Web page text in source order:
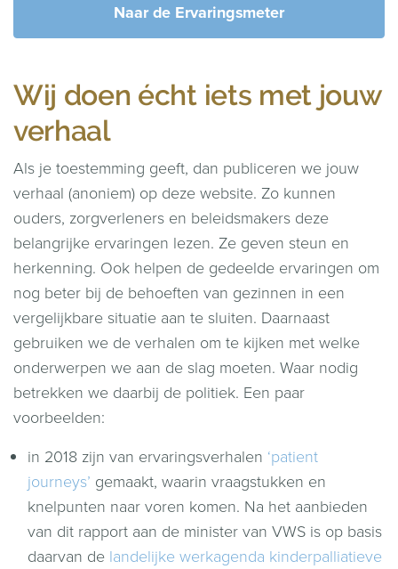
Naar de Ervaringsmeter
Wij doen écht iets met jouw
verhaal
Als je toestemming geeft, dan publiceren we jouw
verhaal (anoniem) op deze website. Zo kunnen
ouders, zorgverleners en beleidsmakers deze
belangrijke ervaringen lezen. Ze geven steun en
herkenning. Ook helpen de gedeelde ervaringen om
nog beter bij de behoeften van gezinnen in een
vergelijkbare situatie aan te sluiten. Daarnaast
gebruiken we de verhalen om te kijken met welke
onderwerpen we aan de slag moeten. Waar nodig
betrekken we daarbij de politiek. Een paar
voorbeelden:
in 2018 zijn van ervaringsverhalen ‘patient
journeys’ gemaakt, waarin vraagstukken en
knelpunten naar voren komen. Na het aanbieden
van dit rapport aan de minister van VWS is op basis
daarvan de landelijke werkagenda kinderpalliatieve